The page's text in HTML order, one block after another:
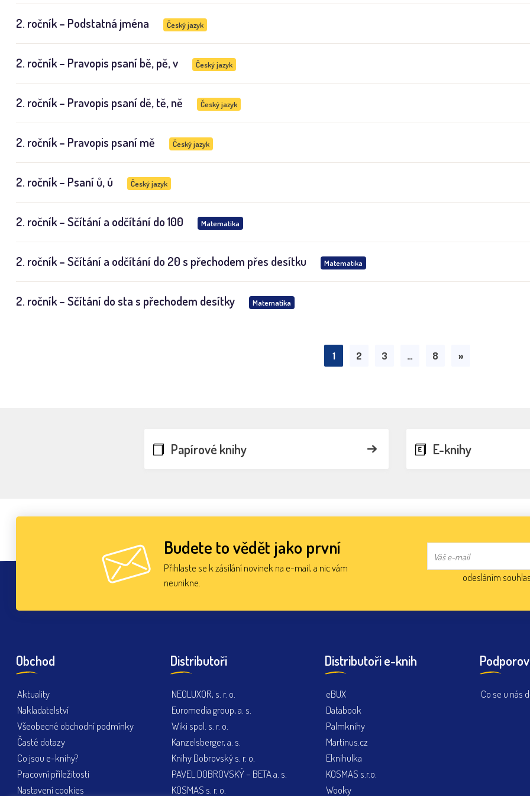
2. ročník – Podstatná jména Český jazyk
2. ročník – Pravopis psaní bě, pě, v Český jazyk
2. ročník – Pravopis psaní dě, tě, ně Český jazyk
2. ročník – Pravopis psaní mě Český jazyk
2. ročník – Psaní ů, ú Český jazyk
2. ročník – Sčítání a odčítání do 100 Matematika
2. ročník – Sčítání a odčítání do 20 s přechodem přes desítku Matematika
2. ročník – Sčítání do sta s přechodem desítky Matematika
1 2 3 … 8 »
Papírové knihy E-knihy
Budete to vědět jako první
Přihlaste se k zásílání novinek na e-mail, a nic vám
neunikne.
odesláním
Obchod
Aktuality
Nakladatelství
Všeobecné obchodní podmínky
Časté dotazy
Co jsou e-knihy?
Pracovní příležitosti
Nastavení cookies
Distributoři
NEOLUXOR, s. r. o.
Euromedia group, a. s.
Wiki spol. s. r. o.
Kanzelsberger, a. s.
Knihy Dobrovský s. r. o.
PAVEL DOBROVSKÝ – BETA a. s.
KOSMAS s. r. o.
Distributoři e-knih
eBUX
Databook
Palmknihy
Martinus.cz
Eknihulka
KOSMAS s.r.o.
Wooky
Co se u nás